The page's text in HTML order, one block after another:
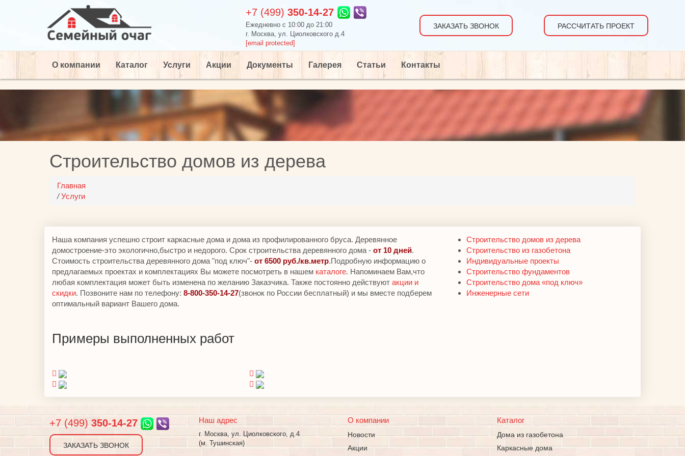
+7 (499) 350-14-27
Ежедневно c 10:00 до 21:00
г. Москва, ул. Циолковского д.4
[email protected]
ЗАКАЗАТЬ ЗВОНОК РАССЧИТАТЬ ПРОЕКТ
О компании Каталог Услуги Акции Документы Галерея Статьи Контакты
Строительство домов из дерева
Главная
/Услуги
Наша компания успешно строит каркасные дома и дома из профилированного бруса. Деревянное
домостроение-это экологично,быстро и недорого. Срок строительства деревянного дома - от 10 дней.
Стоимость строительства деревянного дома "под ключ"- от 6500 руб./кв.метр.Подробную информацию о
предлагаемых проектах и комплектациях Вы можете посмотреть в нашем каталоге. Напоминаем Вам,что
любая комплектация может быть изменена по желанию Заказчика. Также постоянно действуют акции и
скидки. Позвоните нам по телефону: 8-800-350-14-27(звонок по России бесплатный) и мы вместе подберем
оптимальный вариант Вашего дома.
Примеры выполненных работ
Строительство домов из дерева
Строительство из газобетона
Индивидуальные проекты
Строительство фундаментов
Строительство дома «под ключ»
Инженерные сети
+7 (499) 350-14-27
ЗАКАЗАТЬ ЗВОНОК
Наш адрес
г. Москва, ул. Циолковского, д.4
(м. Тушинская)
О компании
Новости
Акции
Каталог
Дома из газобетона
Каркасные дома